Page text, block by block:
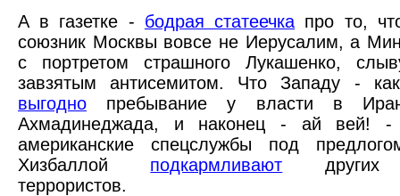
А в газетке - бодрая статеечка про то,
союзник Москвы вовсе не Иерусалим, а
с портретом страшного Лукашенко,
завзятым антисемитом. Что Западу -
выгодно пребывание у власти в
Ахмадинеджада, и наконец - ай вей!
американские спецслужбы под
Хизбаллой подкармливают других
террористов.